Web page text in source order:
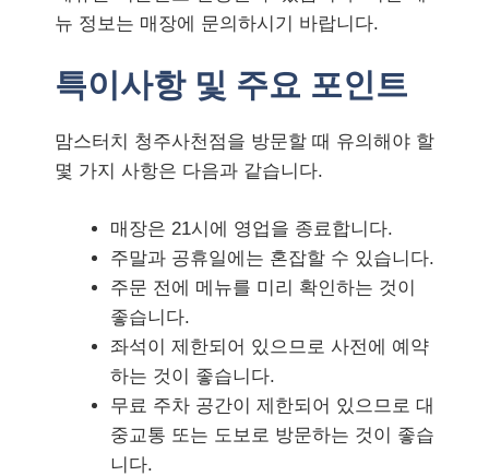
뉴 정보는 매장에 문의하시기 바랍니다.
특이사항 및 주요 포인트
맘스터치 청주사천점을 방문할 때 유의해야 할
몇 가지 사항은 다음과 같습니다.
매장은 21시에 영업을 종료합니다.
주말과 공휴일에는 혼잡할 수 있습니다.
주문 전에 메뉴를 미리 확인하는 것이
좋습니다.
좌석이 제한되어 있으므로 사전에 예약
하는 것이 좋습니다.
무료 주차 공간이 제한되어 있으므로 대
중교통 또는 도보로 방문하는 것이 좋습
니다.